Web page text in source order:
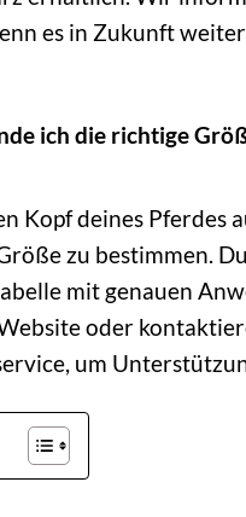
es in Zukunft
ich die richtige
Kopf deines Pferdes
zu bestimmen.
mit genauen
oder
um